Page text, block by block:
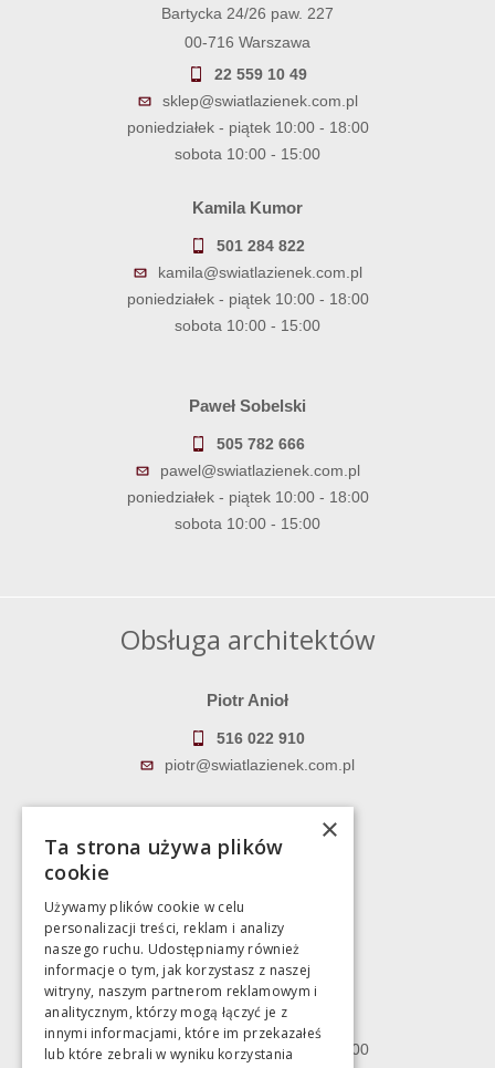
Bartycka 24/26 paw. 227
00-716 Warszawa
22 559 10 49
sklep@swiatlazienek.com.pl
poniedziałek - piątek 10:00 - 18:00
sobota 10:00 - 15:00
Kamila Kumor
501 284 822
kamila@swiatlazienek.com.pl
poniedziałek - piątek 10:00 - 18:00
sobota 10:00 - 15:00
Paweł Sobelski
505 782 666
pawel@swiatlazienek.com.pl
poniedziałek - piątek 10:00 - 18:00
sobota 10:00 - 15:00
Obsługa architektów
Piotr Anioł
516 022 910
piotr@swiatlazienek.com.pl
783 043 083
Magazyn
Bartycka 24/26 Hala 100
00-716 Warszawa
poniedziałek - piątek 10:00 - 18:00
×
Ta strona używa plików
cookie
Używamy plików cookie w celu
personalizacji treści, reklam i analizy
naszego ruchu. Udostępniamy również
informacje o tym, jak korzystasz z naszej
witryny, naszym partnerom reklamowym i
analitycznym, którzy mogą łączyć je z
innymi informacjami, które im przekazałeś
lub które zebrali w wyniku korzystania